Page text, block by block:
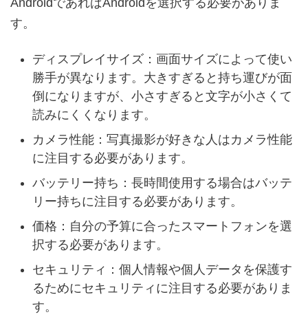
す。
ディスプレイサイズ：画面サイズによって使い
勝手が異なります。大きすぎると持ち運びが面
倒になりますが、小さすぎると文字が小さくて
読みにくくなります。
カメラ性能：写真撮影が好きな人はカメラ性能
に注目する必要があります。
バッテリー持ち：長時間使用する場合はバッテ
リー持ちに注目する必要があります。
価格：自分の予算に合ったスマートフォンを選
択する必要があります。
セキュリティ：個人情報や個人データを保護す
るためにセキュリティに注目する必要がありま
す。